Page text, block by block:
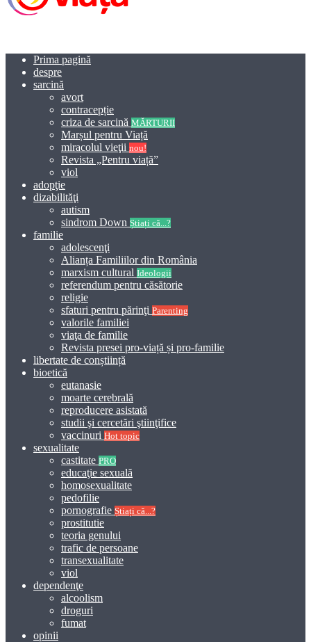
Prima pagină
despre
sarcină
avort
contracepție
criza de sarcină MĂRTURII
Marșul pentru Viață
miracolul vieţii nou!
Revista „Pentru viață”
viol
adopţie
dizabilităţi
autism
sindrom Down Știați că...?
familie
adolescenţi
Alianța Familiilor din România
marxism cultural Ideologii
referendum pentru căsătorie
religie
sfaturi pentru părinţi Parenting
valorile familiei
viaţa de familie
Revista presei pro-viață și pro-familie
libertate de conștiință
bioetică
eutanasie
moarte cerebrală
reproducere asistată
studii şi cercetări ştiinţifice
vaccinuri Hot topic
sexualitate
castitate PRO
educaţie sexuală
homosexualitate
pedofilie
pornografie Știați că...?
prostitutie
teoria genului
trafic de persoane
transexualitate
viol
dependenţe
alcoolism
droguri
fumat
opinii